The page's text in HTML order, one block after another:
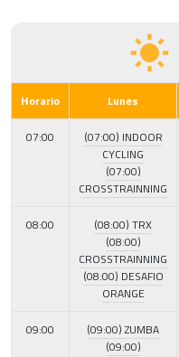
Horario Lunes
07:00
(07:00) INDOOR
CYCLING
(07:00)
CROSSTRAINNING
08:00
(08:00) TRX
(08:00)
CROSSTRAINNING
(08:00) DESAFIO
ORANGE
09:00
(09:00) ZUMBA
(09:00)